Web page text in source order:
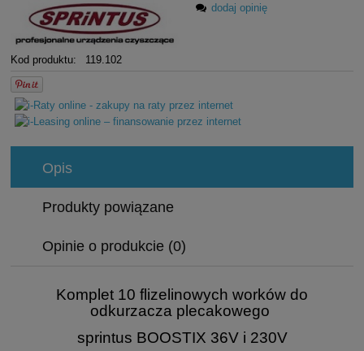
Kod produktu: 119.102
dodaj opinię
Opis
Produkty powiązane
Opinie o produkcie (0)
Komplet 10 flizelinowych worków do
odkurzacza plecakowego
sprintus BOOSTIX 36V i 230V